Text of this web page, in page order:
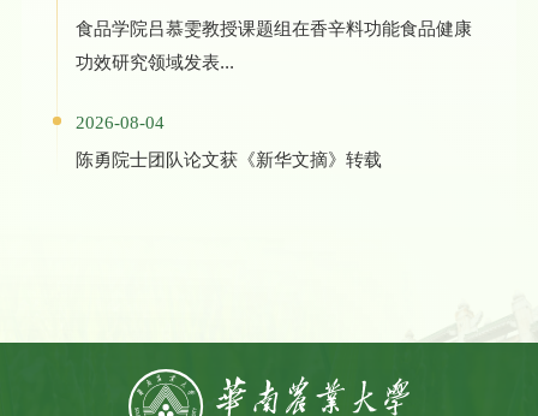
食品学院吕慕雯教授课题组在香辛料功能食品健康
功效研究领域发表...
2026-08-04
陈勇院士团队论文获《新华文摘》转载